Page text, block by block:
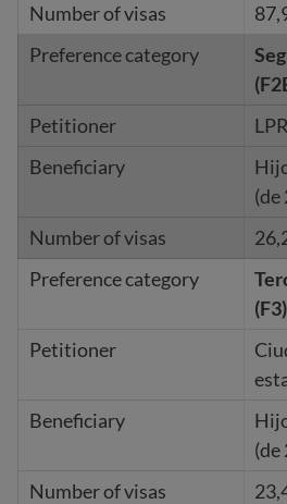
LPR
(de
(F3)
(de